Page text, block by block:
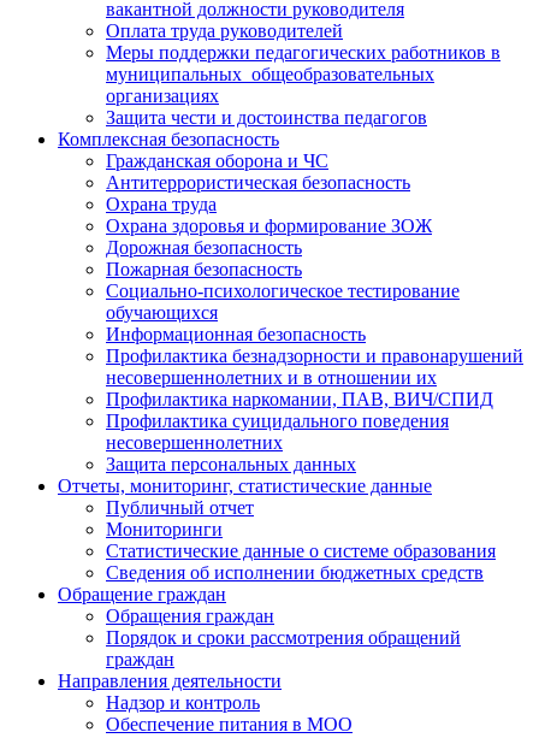
вакантной должности руководителя
Оплата труда руководителей
Меры поддержки педагогических работников в
муниципальных общеобразовательных
организациях
Защита чести и достоинства педагогов
Комплексная безопасность
Гражданская оборона и ЧС
Антитеррористическая безопасность
Охрана труда
Охрана здоровья и формирование ЗОЖ
Дорожная безопасность
Пожарная безопасность
Социально-психологическое тестирование
обучающихся
Информационная безопасность
Профилактика безнадзорности и правонарушений
несовершеннолетних и в отношении их
Профилактика наркомании, ПАВ, ВИЧ/СПИД
Профилактика суицидального поведения
несовершеннолетних
Защита персональных данных
Отчеты, мониторинг, статистические данные
Публичный отчет
Мониторинги
Статистические данные о системе образования
Сведения об исполнении бюджетных средств
Обращение граждан
Обращения граждан
Порядок и сроки рассмотрения обращений
граждан
Направления деятельности
Надзор и контроль
Обеспечение питания в МОО